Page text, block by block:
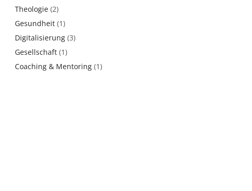
Theologie (2)
Gesundheit (1)
Digitalisierung (3)
Gesellschaft (1)
Coaching & Mentoring (1)